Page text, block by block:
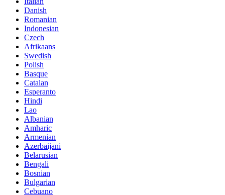
Danish
Romanian
Indonesian
Czech
Afrikaans
Swedish
Polish
Basque
Catalan
Esperanto
Hindi
Lao
Albanian
Amharic
Armenian
Azerbaijani
Belarusian
Bengali
Bosnian
Bulgarian
Cebuano